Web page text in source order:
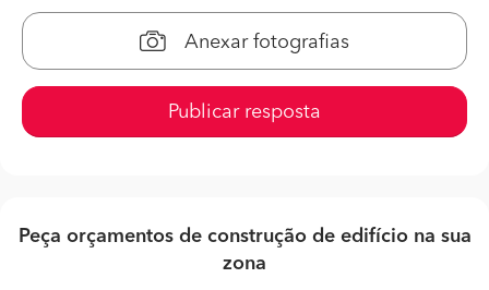
Anexar fotografias
Publicar resposta
Peça orçamentos de construção de edifício na sua
zona